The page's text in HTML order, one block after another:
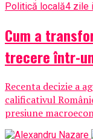
Politică locală4 zile
Cum a
trecere într-
Recenta decizie a
calificativul
presiune